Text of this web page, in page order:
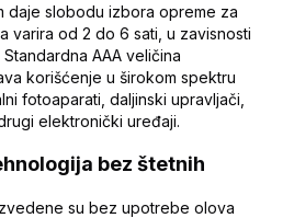
daje slobodu izbora opreme za
varira od 2 do 6 sati, u zavisnosti
AAA veličina
korišćenje u širokom spektru
fotoaparati, daljinski upravljači,
elektronički uređaji.
bez štetnih
su bez upotrebe olova